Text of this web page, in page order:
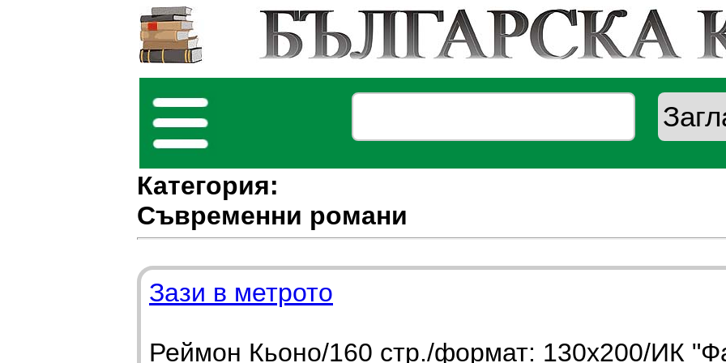
Категория:
Съвременни романи
Зази в метрото
Реймон Кьоно/160 стр./формат: 130х200/ИК